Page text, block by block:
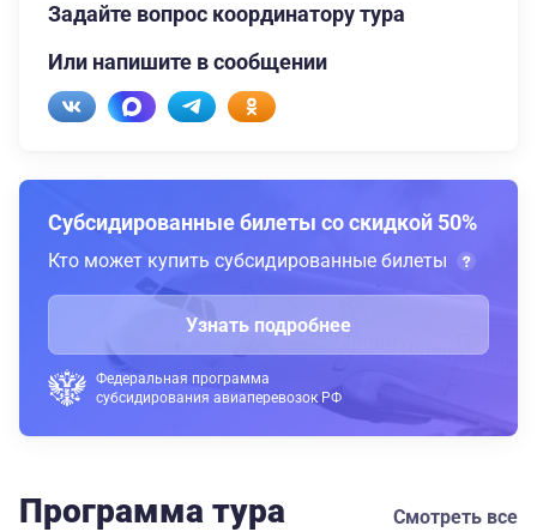
Задайте вопрос координатору тура
Или напишите в сообщении
Субсидированные билеты со скидкой 50%
Кто может купить субсидированные билеты
Узнать подробнее
Федеральная программа
субсидирования авиаперевозок РФ
Программа тура Смотреть все